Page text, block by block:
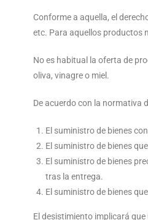
Conforme a aquella, el
etc. Para aquellos productos
No es habitual la oferta de
oliva, vinagre o miel.
De acuerdo con la normativa
El suministro de bienes
El suministro de bienes
El suministro de bienes
tras la entrega.
El suministro de bienes
El desistimiento implicará